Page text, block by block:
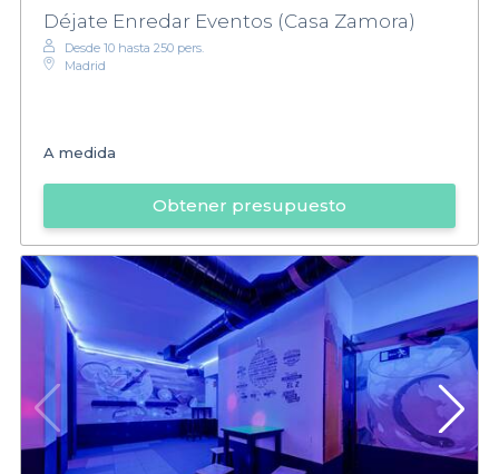
Además te invitamos a que le eches un vistazo nuestro top de
las mejoressalas para eventos.
Déjate Enredar Eventos (Casa Zamora)
Desde 10 hasta 250 pers.
Madrid
A medida
Obtener presupuesto